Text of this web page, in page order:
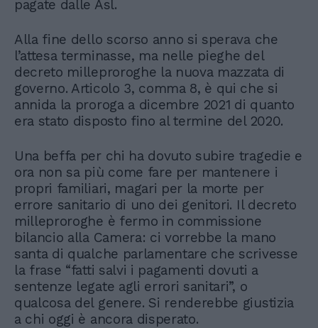
pagate dalle Asl.
Alla fine dello scorso anno si sperava che
l’attesa terminasse, ma nelle pieghe del
decreto milleproroghe la nuova mazzata di
governo. Articolo 3, comma 8, è qui che si
annida la proroga a dicembre 2021 di quanto
era stato disposto fino al termine del 2020.
Una beffa per chi ha dovuto subire tragedie e
ora non sa più come fare per mantenere i
propri familiari, magari per la morte per
errore sanitario di uno dei genitori. Il decreto
milleproroghe è fermo in commissione
bilancio alla Camera: ci vorrebbe la mano
santa di qualche parlamentare che scrivesse
la frase “fatti salvi i pagamenti dovuti a
sentenze legate agli errori sanitari”, o
qualcosa del genere. Si renderebbe giustizia
a chi oggi è ancora disperato.